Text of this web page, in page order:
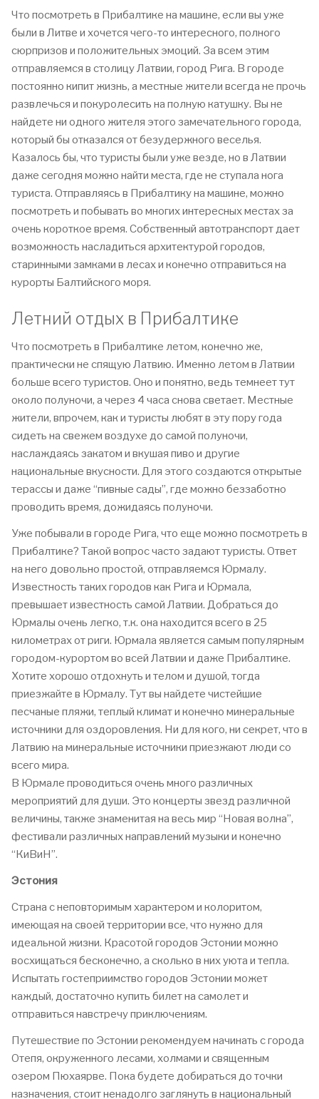
Что посмотреть в Прибалтике на машине, если вы уже
были в Литве и хочется чего-то интересного, полного
сюрпризов и положительных эмоций. За всем этим
отправляемся в столицу Латвии, город Рига. В городе
постоянно кипит жизнь, а местные жители всегда не прочь
развлечься и покуролесить на полную катушку. Вы не
найдете ни одного жителя этого замечательного города,
который бы отказался от безудержного веселья.
Казалось бы, что туристы были уже везде, но в Латвии
даже сегодня можно найти места, где не ступала нога
туриста. Отправляясь в Прибалтику на машине, можно
посмотреть и побывать во многих интересных местах за
очень короткое время. Собственный автотранспорт дает
возможность насладиться архитектурой городов,
старинными замками в лесах и конечно отправиться на
курорты Балтийского моря.
Летний отдых в Прибалтике
Что посмотреть в Прибалтике летом, конечно же,
практически не спящую Латвию. Именно летом в Латвии
больше всего туристов. Оно и понятно, ведь темнеет тут
около полуночи, а через 4 часа снова светает. Местные
жители, впрочем, как и туристы любят в эту пору года
сидеть на свежем воздухе до самой полуночи,
наслаждаясь закатом и вкушая пиво и другие
национальные вкусности. Для этого создаются открытые
терассы и даже “пивные сады”, где можно беззаботно
проводить время, дожидаясь полуночи.
Уже побывали в городе Рига, что еще можно посмотреть в
Прибалтике? Такой вопрос часто задают туристы. Ответ
на него довольно простой, отправляемся Юрмалу.
Известность таких городов как Рига и Юрмала,
превышает известность самой Латвии. Добраться до
Юрмалы очень легко, т.к. она находится всего в 25
километрах от риги. Юрмала является самым популярным
городом-курортом во всей Латвии и даже Прибалтике.
Хотите хорошо отдохнуть и телом и душой, тогда
приезжайте в Юрмалу. Тут вы найдете чистейшие
песчаные пляжи, теплый климат и конечно минеральные
источники для оздоровления. Ни для кого, ни секрет, что в
Латвию на минеральные источники приезжают люди со
всего мира.
В Юрмале проводиться очень много различных
мероприятий для души. Это концерты звезд различной
величины, также знаменитая на весь мир “Новая волна”,
фестивали различных направлений музыки и конечно
“КиВиН”.
Эстония
Страна с неповторимым характером и колоритом,
имеющая на своей территории все, что нужно для
идеальной жизни. Красотой городов Эстонии можно
восхищаться бесконечно, а сколько в них уюта и тепла.
Испытать гостеприимство городов Эстонии может
каждый, достаточно купить билет на самолет и
отправиться навстречу приключениям.
Путешествие по Эстонии рекомендуем начинать с города
Отепя, окруженного лесами, холмами и священным
озером Пюхаярве. Пока будете добираться до точки
назначения, стоит ненадолго заглянуть в национальный